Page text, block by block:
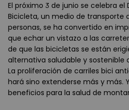
El próximo 3 de junio se celebra el
Bicicleta, un medio de transporte
personas, se ha convertido en
que echar un vistazo a las
de que las bicicletas se están
alternativa saludable y sostenible
La proliferación de carriles bici
hará sino extenderse más y más.
beneficios para la salud de